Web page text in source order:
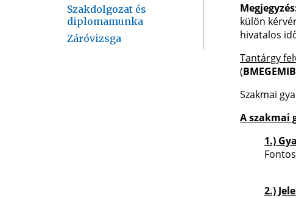
Szakdolgozat és
diplomamunka
Záróvizsga
külön
hivatalos
Tantárgy
(
Szakmai
A szakmai
1.)
2.)